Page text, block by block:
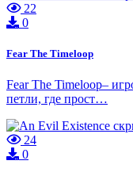
22
0
Fear The Timeloop
Fear The Timeloop–
петли, где прост…
24
0